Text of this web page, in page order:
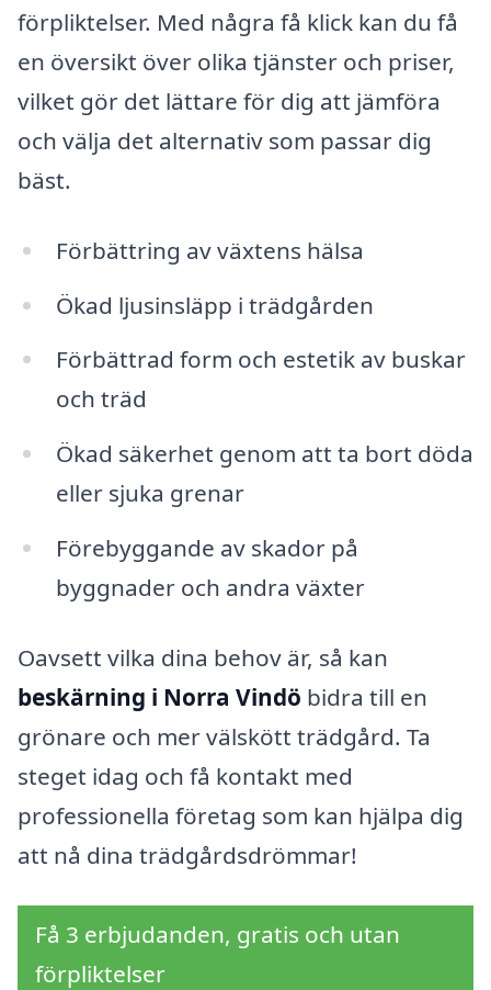
förpliktelser. Med några få klick kan du få
en översikt över olika tjänster och priser,
vilket gör det lättare för dig att jämföra
och välja det alternativ som passar dig
bäst.
Förbättring av växtens hälsa
Ökad ljusinsläpp i trädgården
Förbättrad form och estetik av buskar
och träd
Ökad säkerhet genom att ta bort döda
eller sjuka grenar
Förebyggande av skador på
byggnader och andra växter
Oavsett vilka dina behov är, så kan
beskärning i Norra Vindö bidra till en
grönare och mer välskött trädgård. Ta
steget idag och få kontakt med
professionella företag som kan hjälpa dig
att nå dina trädgårdsdrömmar!
Få 3 erbjudanden, gratis och utan
förpliktelser